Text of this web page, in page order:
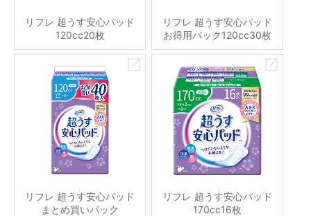
リフレ 超うす安心パッド
120cc20枚
リフレ 超うす安心パッド
お得用パック120cc30枚
リフレ 超うす安心パッド
まとめ買いパック
リフレ 超うす安心パッド
170cc16枚